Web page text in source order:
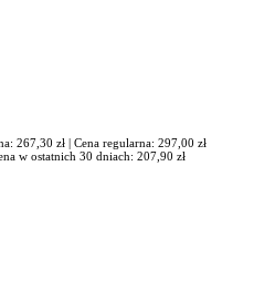
267,30 zł | Cena regularna: 297,00 zł
w ostatnich 30 dniach: 207,90 zł